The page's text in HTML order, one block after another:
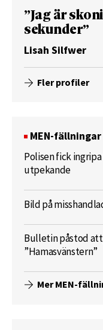
”Jag är
sekunder”
Lisah Silfwer
Fler profiler
MEN-fällningar
Polisen fick
utpekande
Bild på
Bulletin påstod
”Hamasvänstern”
Mer MEN-